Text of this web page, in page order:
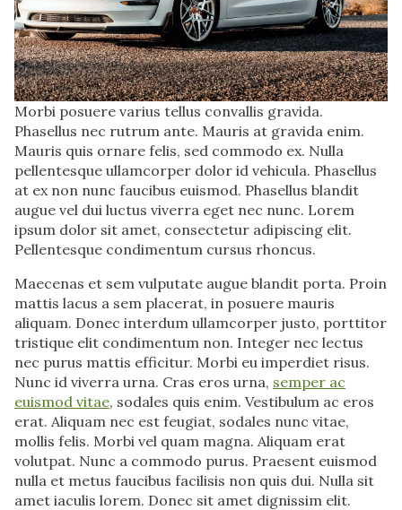
Morbi posuere varius tellus convallis gravida.
Phasellus nec rutrum ante. Mauris at gravida enim.
Mauris quis ornare felis, sed commodo ex. Nulla
pellentesque ullamcorper dolor id vehicula. Phasellus
at ex non nunc faucibus euismod. Phasellus blandit
augue vel dui luctus viverra eget nec nunc. Lorem
ipsum dolor sit amet, consectetur adipiscing elit.
Pellentesque condimentum cursus rhoncus.
Maecenas et sem vulputate augue blandit porta. Proin
mattis lacus a sem placerat, in posuere mauris
aliquam. Donec interdum ullamcorper justo, porttitor
tristique elit condimentum non. Integer nec lectus
nec purus mattis efficitur. Morbi eu imperdiet risus.
Nunc id viverra urna. Cras eros urna, semper ac
euismod vitae, sodales quis enim. Vestibulum ac eros
erat. Aliquam nec est feugiat, sodales nunc vitae,
mollis felis. Morbi vel quam magna. Aliquam erat
volutpat. Nunc a commodo purus. Praesent euismod
nulla et metus faucibus facilisis non quis dui. Nulla sit
amet iaculis lorem. Donec sit amet dignissim elit.